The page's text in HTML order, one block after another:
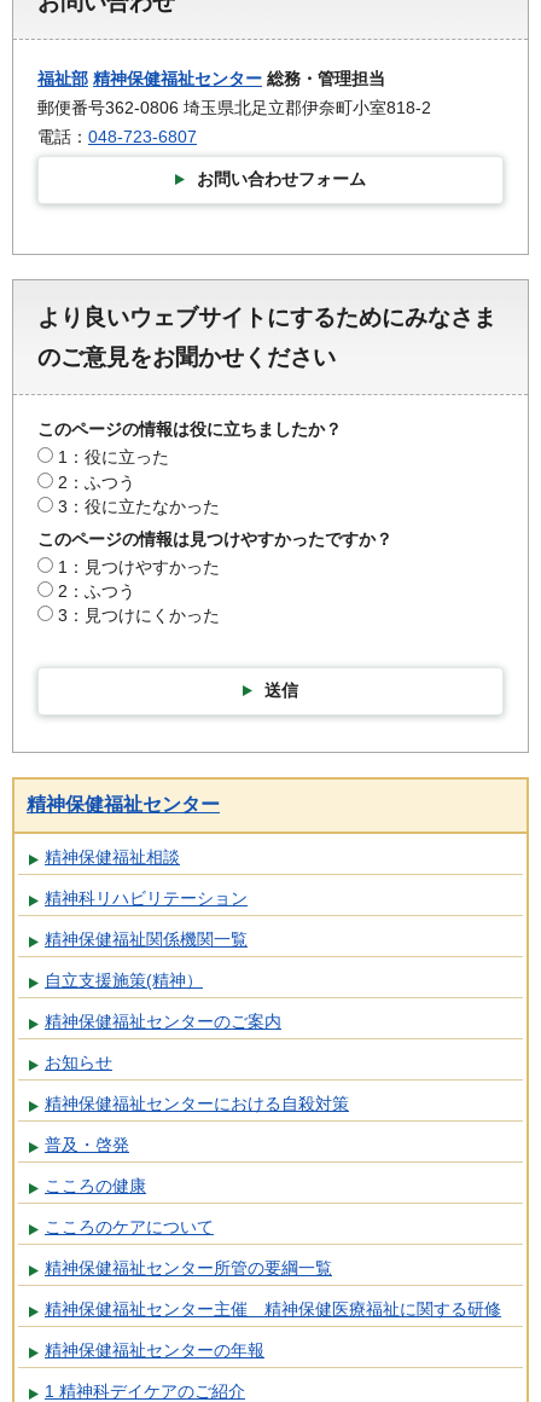
福祉部 精神保健福祉センター 総務・管理担当
郵便番号362-0806 埼玉県北足立郡伊奈町小室818-2
電話： 048-723-6807
お問い合わせフォーム
より良いウェブサイトにするためにみなさま
のご意見をお聞かせください
このページの情報は役に立ちましたか？
1：役に立った
2：ふつう
3：役に立たなかった
このページの情報は見つけやすかったですか？
1：見つけやすかった
2：ふつう
3：見つけにくかった
送信
精神保健福祉センター
精神保健福祉相談
精神科リハビリテーション
精神保健福祉関係機関一覧
自立支援施策(精神）
精神保健福祉センターのご案内
お知らせ
精神保健福祉センターにおける自殺対策
普及・啓発
こころの健康
こころのケアについて
精神保健福祉センター所管の要綱一覧
精神保健福祉センター主催 精神保健医療福祉に関する研修
精神保健福祉センターの年報
1 精神科デイケアのご紹介